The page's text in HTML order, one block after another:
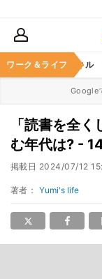
ワーク＆ライフ
ア ビジネススキル
Google
「読書を全
む年代は? -
掲載日 2024/07/12
著者： Yumi's life